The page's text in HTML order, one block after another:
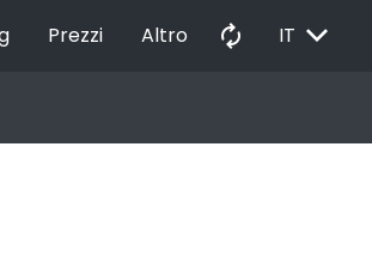
Prezzi Altro autorenew IT EXPAND_MORE